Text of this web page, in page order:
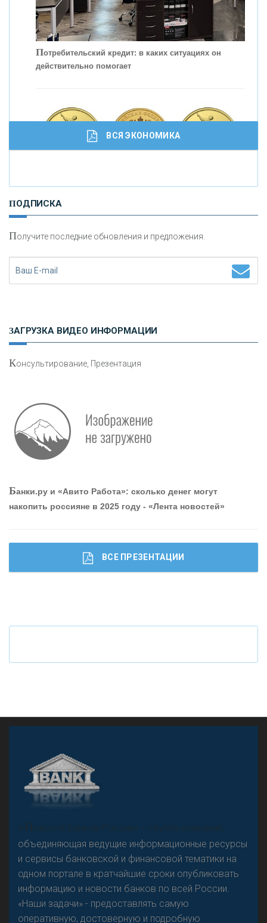
привлечь и удержать персонал - «Интервью»
Резкого разворота на рынке автокредитов не
предвидится - «Интервью»
Потребительский кредит: в каких ситуациях он
действительно помогает
И
сохранения и увеличения капитала
Что будет с наличными деньгами при цифровом
ВСЯ ЭКОНОМИКА
ПОДПИСКА
Получите последние обновления и предложения.
ЗАГРУЗКА ВИДЕО ИНФОРМАЦИИ
Консультирование, Презентация
Банки.ру и «Авито Работа»: сколько денег могут
накопить россияне в 2025 году - «Лента новостей»
ВСЕ ПРЕЗЕНТАЦИИ
«Н
овости Банков России» – группа компаний,
объединяющая ведущие информационные ресурсы
и сервисы банковской и финансовой тематики на
одном портале в кратчайшие сроки опубликовать
информацию и новости банков по всей России.
«Наши задачи» - предоставлять самую
оперативную, достоверную и подробную